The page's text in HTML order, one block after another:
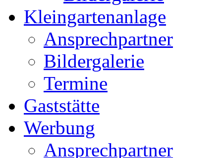
Kleingartenanlage
Ansprechpartner
Bildergalerie
Termine
Gaststätte
Werbung
Ansprechpartner